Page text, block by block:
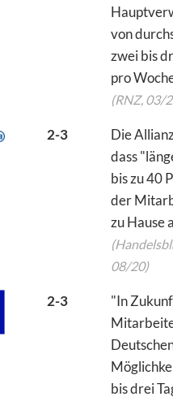
von
zwei bis
pro
(RNZ, 03/
2-3
Die
dass
bis zu 40
der
zu Hause
08/20)
2-3
"In
bis drei